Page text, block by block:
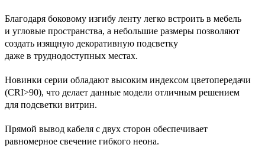
Благодаря боковому изгибу ленту легко встроить в мебель
и угловые пространства, а небольшие размеры позволяют
создать изящную декоративную подсветку
даже в труднодоступных местах.
Новинки серии обладают высоким индексом цветопередачи
(CRI>90), что делает данные модели отличным решением
для подсветки витрин.
Прямой вывод кабеля с двух сторон обеспечивает
равномерное свечение гибкого неона.